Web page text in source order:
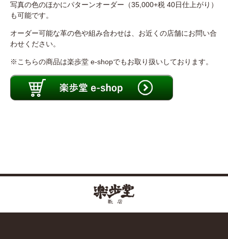
写真の色のほかにパターンオーダー（35,000+税 40日仕上がり）
も可能です。
オーダー可能な革の色や組み合わせは、お近くの店舗にお問い合
わせください。
※こちらの商品は楽歩堂 e-shopでもお取り扱いしております。